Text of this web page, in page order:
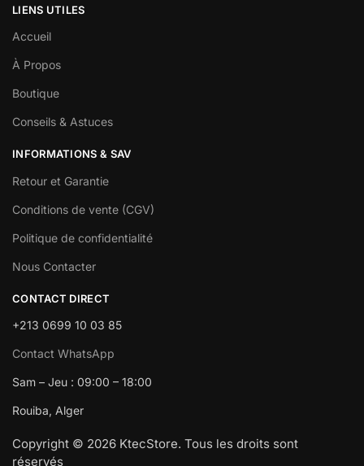
LIENS UTILES
Accueil
À Propos
Boutique
Conseils & Astuces
INFORMATIONS & SAV
Retour et Garantie
Conditions de vente (CGV)
Politique de confidentialité
Nous Contacter
CONTACT DIRECT
+213 0699 10 03 85
Contact WhatsApp
Sam – Jeu : 09:00 – 18:00
Rouiba, Alger
Copyright © 2026 KtecStore. Tous les droits sont
réservés